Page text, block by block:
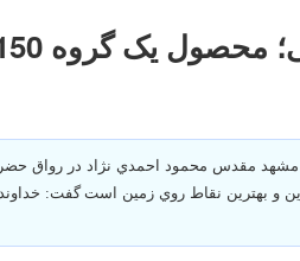
گروه 150 تا 200 نفره
مشهد مقدس محمود احمدي نژاد در رواق
بهترين نقاط روي زمين است گفت: خداوند